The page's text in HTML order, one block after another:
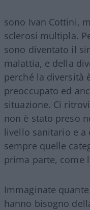
sono Ivan Cottini,
sclerosi multipla.
sono diventato il
malattia, e della
perché la diversità
preoccupato ed
situazione. Ci
non è stato preso
livello sanitario e
sempre quelle
prima parte, come
Immaginate
hanno bisogno